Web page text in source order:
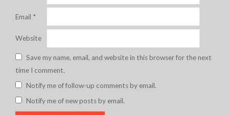
Email *
Website
Save my name, email, and website in this browser for the next
time I comment.
Notify me of follow-up comments by email.
Notify me of new posts by email.